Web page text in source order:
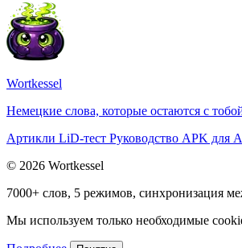
Wortkessel
Немецкие слова, которые остаются с
Артикли LiD-тест Руководство APK для
© 2026 Wortkessel
7000+ слов, 5 режимов, синхронизация
Мы используем только необходимые